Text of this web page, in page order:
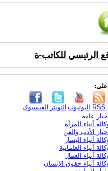
الرئيسي للكاتب-ة
على:
الفيسبوك التويتر اليوتيوب RSS
عامة
أنباء المرأة
اخبار الأدب والفن
أنباء اليسار
أنباء العلمانية
أنباء العمال
أنباء حقوق الإنسان